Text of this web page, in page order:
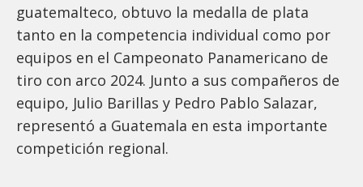
guatemalteco, obtuvo la medalla de plata
tanto en la competencia individual como por
equipos en el Campeonato Panamericano de
tiro con arco 2024. Junto a sus compañeros de
equipo, Julio Barillas y Pedro Pablo Salazar,
representó a Guatemala en esta importante
competición regional.